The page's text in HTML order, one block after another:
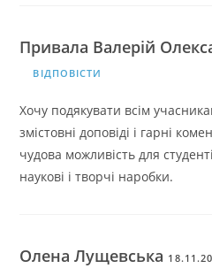
Привала Валерій
ВІДПОВІСТИ
Хочу подякувати всім
змістовні доповіді і гарні
чудова можливість для
наукові і творчі наробки.
Олена Лущевська